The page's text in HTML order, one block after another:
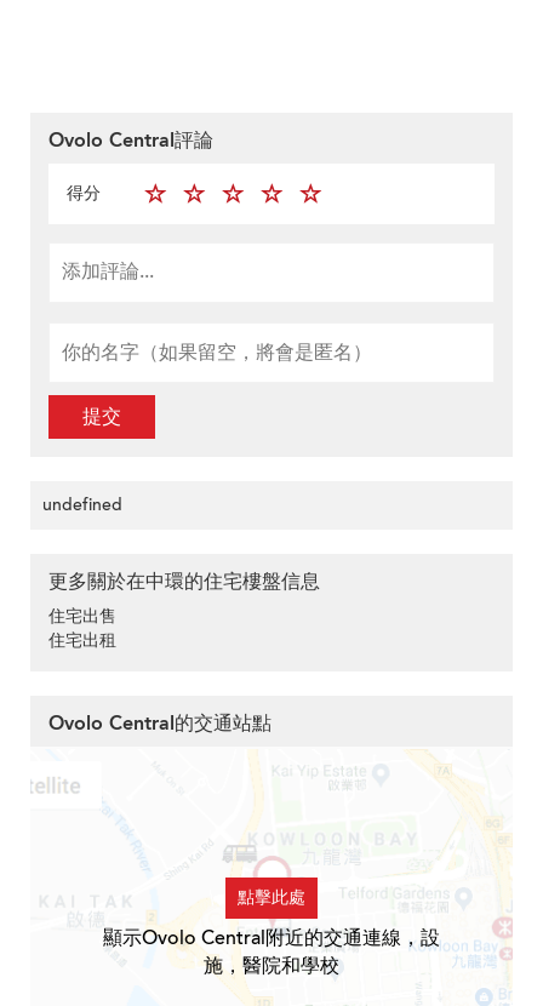
Ovolo Central評論
得分
提交
undefined
更多關於在中環的住宅樓盤信息
住宅出售
住宅出租
Ovolo Central的交通站點
點擊此處
顯示Ovolo Central附近的交通連線，設
施，醫院和學校